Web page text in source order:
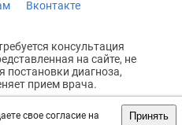
свое согласие на
Принять
Вконтакте
консультация
на сайте, не
постановки диагноза,
прием врача.